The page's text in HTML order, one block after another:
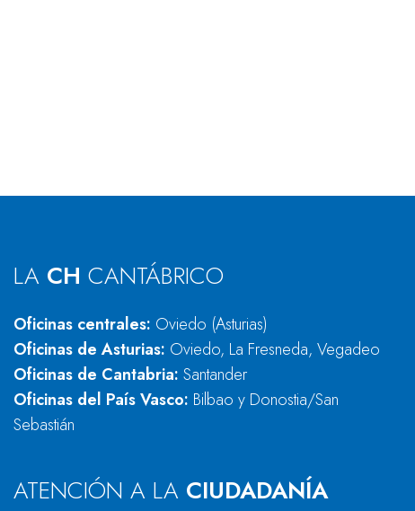
LA CH CANTÁBRICO
Oficinas centrales: Oviedo (Asturias)
Oficinas de Asturias: Oviedo, La Fresneda, Vegadeo
Oficinas de Cantabria: Santander
Oficinas del País Vasco: Bilbao y Donostia/San
Sebastián
ATENCIÓN A LA CIUDADANÍA